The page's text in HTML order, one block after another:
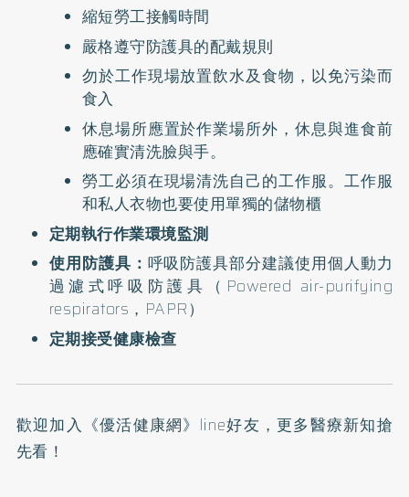
縮短勞工接觸時間
嚴格遵守防護具的配戴規則
勿於工作現場放置飲水及食物，以免污染而
食入
休息場所應置於作業場所外，休息與進食前
應確實清洗臉與手。
勞工必須在現場清洗自己的工作服。工作服
和私人衣物也要使用單獨的儲物櫃
定期執行作業環境監測
使用防護具： 呼吸防護具部分建議使用個人動力
過濾式呼吸防護具（Powered air-purifying
respirators，PAPR）
定期接受健康檢查
歡迎加入 《優活健康網》line好友 ，更多醫療新知搶
先看！